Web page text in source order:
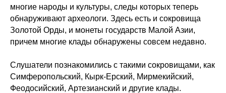
многие народы и культуры, следы которых теперь
обнаруживают археологи. Здесь есть и сокровища
Золотой Орды, и монеты государств Малой Азии,
причем многие клады обнаружены совсем недавно.
Слушатели познакомились с такими сокровищами, как
Симферопольский, Кырк-Ерский, Мирмекийский,
Феодосийский, Артезианский и другие клады.